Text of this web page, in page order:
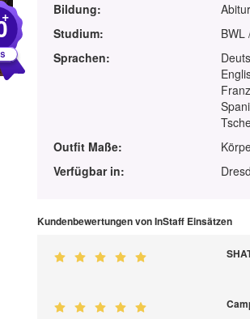
+ Bildung:
Abitur
Studium:
BWL
Sprachen:
Outfit Maße:
Verfügbar in:
Kundenbewertungen von InStaff Einsätzen